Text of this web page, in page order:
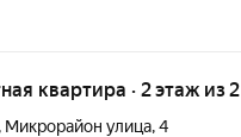
квартира · 2 этаж из 2
, Микрорайон улица,4